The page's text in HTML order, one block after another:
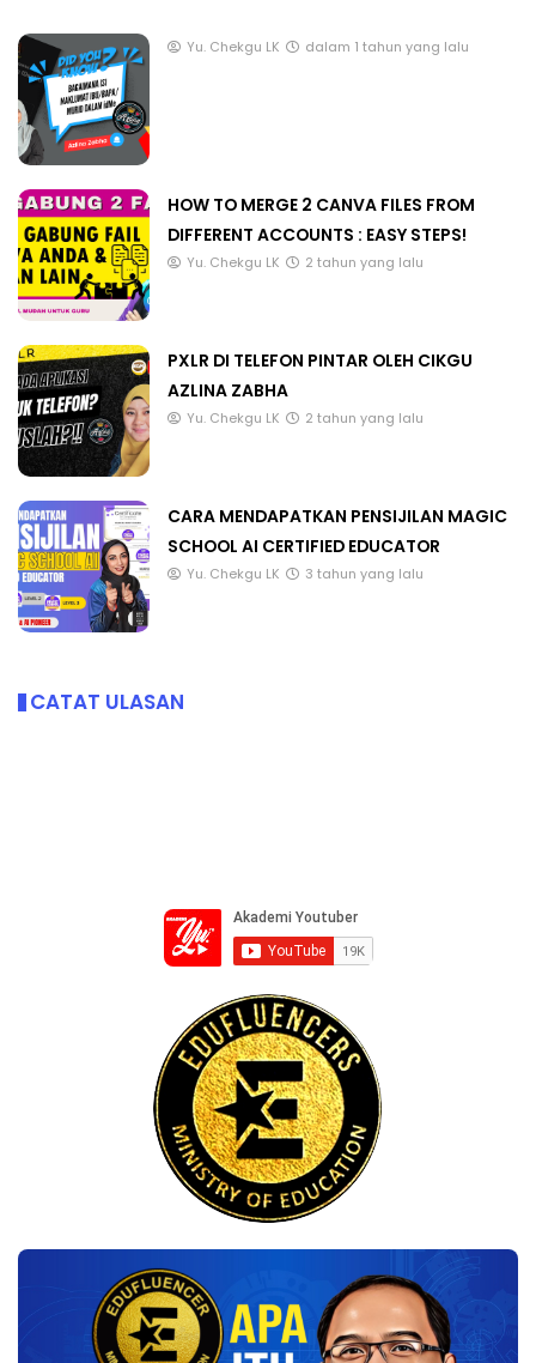
Yu. Chekgu LK dalam 1 tahun yang lalu
HOW TO MERGE 2 CANVA FILES FROM
DIFFERENT ACCOUNTS : EASY STEPS!
Yu. Chekgu LK 2 tahun yang lalu
PXLR DI TELEFON PINTAR OLEH CIKGU
AZLINA ZABHA
Yu. Chekgu LK 2 tahun yang lalu
CARA MENDAPATKAN PENSIJILAN MAGIC
SCHOOL AI CERTIFIED EDUCATOR
Yu. Chekgu LK 3 tahun yang lalu
CATAT ULASAN